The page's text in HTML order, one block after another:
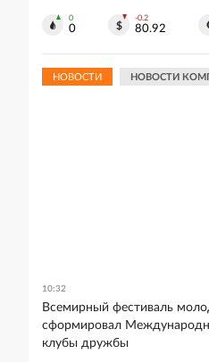
0
0
-0.2
80.92
НОВОСТИ НОВОСТИ
10:32
Всемирный фестиваль
сформировал
клубы дружбы